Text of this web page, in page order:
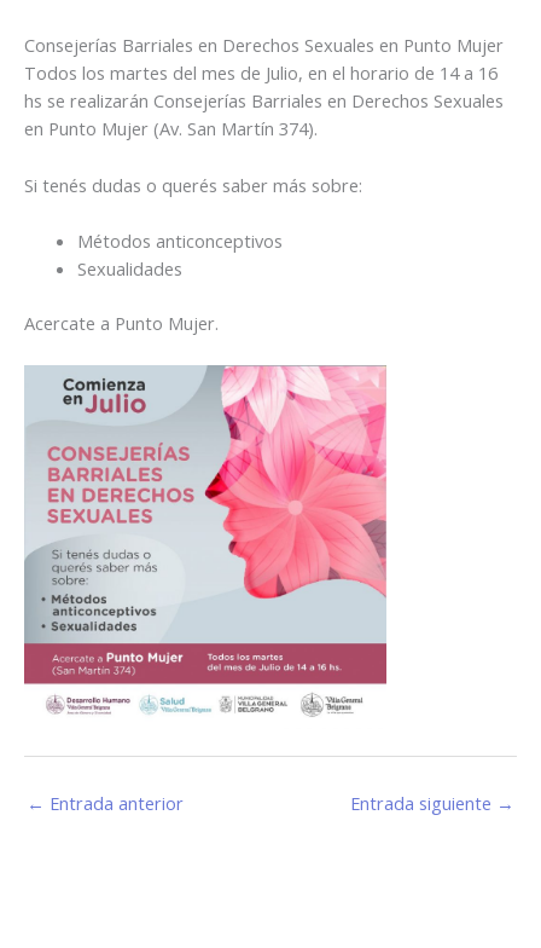
Consejerías Barriales en Derechos Sexuales en Punto Mujer
Todos los martes del mes de Julio, en el horario de 14 a 16
hs se realizarán Consejerías Barriales en Derechos Sexuales
en Punto Mujer (Av. San Martín 374).
Si tenés dudas o querés saber más sobre:
Métodos anticonceptivos
Sexualidades
Acercate a Punto Mujer.
← Entrada anterior Entrada siguiente →